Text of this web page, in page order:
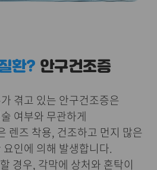
환? 안구건조증
겪고 있는 안구건조증은
여부와 무관하게
렌즈 착용, 건조하고 먼지 많은
인에 의해 발생합니다.
경우, 각막에 상처와 혼탁이